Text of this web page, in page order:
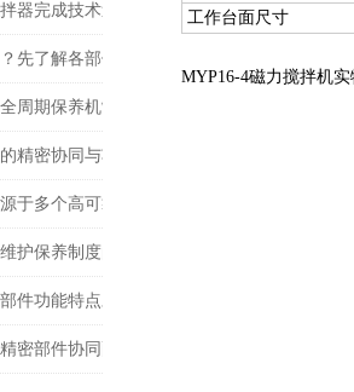
器完成技术迭代 数字化操控全面升级
先了解各部件功能特点再说！
周期保养机制
精密协同与功能优化分享
于多个高可靠性功能模块的精密协同
护保养制度的重要性分享
件功能特点才能更好的使用它
密部件协同配合的智慧结晶
工作台面尺寸
MYP16-4磁力搅拌机